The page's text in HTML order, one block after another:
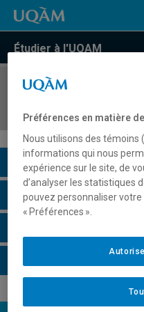
Étudier à l'UQAM
COURS//
Description du cours
Horaire - Été 2026
Préférences en matière
Nous utilisons des témoins
informations qui nous
expérience sur le site, de
d’analyser les statistiques
pouvez personnaliser
« Préférences ».